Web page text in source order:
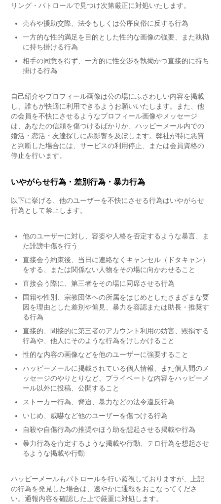
リング・パトロールで見つけ次第厳正に対処いたします。
売春や援助交際、法令もしくは公序良俗に反する行為
一方的な性的満足を目的とした性的な画像の強要、また執拗
に持ち掛ける行為
相手の同意を得ず、一方的に性交渉を執拗かつ直接的に持ち
掛ける行為
自己紹介やプロフィール画像は公の場にふさわしい内容を掲載
し、誰もが快適に利用できるようお願いいたします。また、他
の会員を不快にさせるようなプロフィール画像やメッセージ
は、あなたの信頼を傷つけるばかりか、ハッピーメール内での
婚活・恋活・友達探しに悪影響を及ぼします。弊社が特に悪質
と判断した場合には、サービスの利用停止、または会員資格の
停止を行います。
いやがらせ行為・差別行為・暴力行為
以下に挙げる、他のユーザーを不快にさせる行為はいやがらせ
行為として禁止します。
他のユーザーに対し、容姿や人格を否定するような暴言、ま
た誹謗中傷を行う
直接会う約束後、当日に連絡なくキャンセル（ドタキャン）
をする、または関係ない人物をその場に向かわせること
直接会う際に、第三者をその場に同席させる行為
国籍や性別、宗教団体への所属をはじめとしたさまざまな要
因を理由とした差別や偏見、暴力を容認または助長・推奨す
る行為
直接的、間接的に第三者のアカウント利用の妨害、毀損する
行為や、他人にそのような行為をけしかけること
性的な内容の画像などを他のユーザーに強要すること
ハッピーメールに掲載されている個人情報、また個人間のメ
ッセージのやりとりなど、プライベートな内容をハッピーメ
ール以外に投稿、公開すること
ストーカー行為、脅迫、暴力などの法令違反行為
いじめ、威嚇など他のユーザーを傷つける行為
自殺や自傷行為の推奨やほう助を想起させる掲載や行為
暴力行為を肯定するような掲載や行動、テロ行為を想起させ
るような掲載や行動
ハッピーメールもパトロールを行い監視しておりますが、上記
の行為を発見した場合は、速やかに通報をおこなってくださ
い。通報内容を確認した上で厳重に対処します。